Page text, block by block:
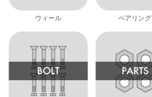
ウィール ベアリング